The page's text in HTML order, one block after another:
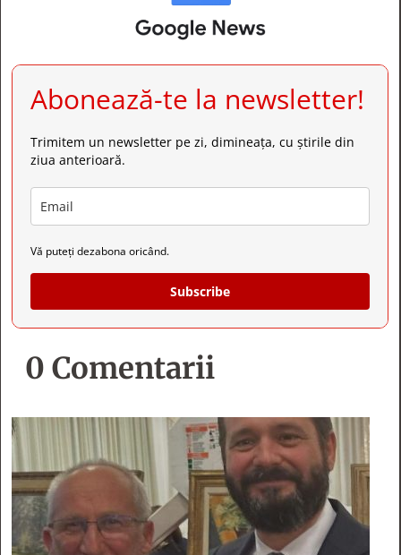
Abonează-te la newsletter!
Trimitem un newsletter pe zi, dimineața, cu știrile din
ziua anterioară.
Vă puteți dezabona oricând.
Subscribe
0 Comentarii